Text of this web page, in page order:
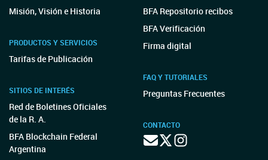
Misión, Visión e Historia
PRODUCTOS Y SERVICIOS
Tarifas de Publicación
SITIOS DE INTERÉS
Red de Boletines Oficiales
de la R. A.
BFA Blockchain Federal
Argentina
BFA Repositorio recibos
BFA Verificación
Firma digital
FAQ Y TUTORIALES
Preguntas Frecuentes
CONTACTO